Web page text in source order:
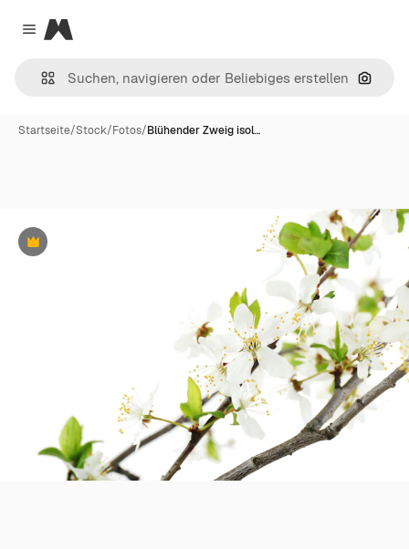
Close menu
Magnific
Nach
Startseite/Stock/Fotos/Blühender Zweig isol…
Premium